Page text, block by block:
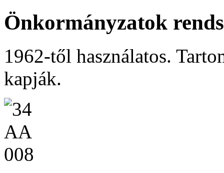
Önkormányzatok
1962-től használatos.
kapják.